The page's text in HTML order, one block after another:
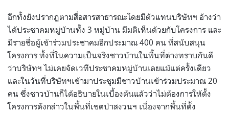
อีกทั้งยังปรากฎตามสื่อสารสาธารณะโดยมีตัวแทนบริษัทฯ อ้างว่า
ได้ประชาคมหมู่บ้านทั้ง 3 หมู่บ้าน มีมติเห็นด้วยกับโครงการ และ
มีรายชื่อผู้เข้าร่วมประชาคมอีกประมาณ 400 คน ที่สนับสนุน
โครงการ ทั้งที่ในความเป็นจริงชาวบ้านในพื้นที่ต่างทราบกันดี
ว่าบริษัทฯ ไม่เคยจัดเวทีประชาคมหมู่บ้านเลยแม้แต่ครั้งเดียว
และในวันที่บริษัทฯเข้ามาประชุมมีชาวบ้านเข้าร่วมประมาณ 20
คน ซึ่งชาวบ้านก็ได้อธิบายในเบื้องต้นแล้วว่าไม่ต้องการให้ตั้ง
โครงการดังกล่าวในพื้นที่เขตป่าสงวนฯ เนื่องจากพื้นที่ตั้ง